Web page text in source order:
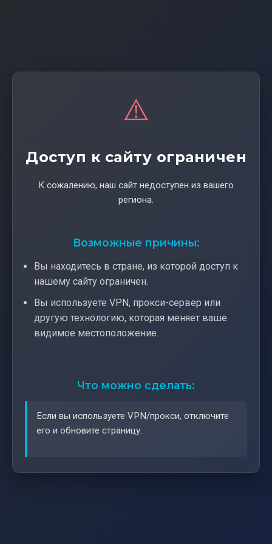
⚠️
Доступ к сайту ограничен
К сожалению, наш сайт недоступен из вашего
региона.
Возможные причины:
Вы находитесь в стране, из которой доступ к
нашему сайту ограничен.
Вы используете VPN, прокси-сервер или
другую технологию, которая меняет ваше
видимое местоположение.
Что можно сделать:
Если вы используете VPN/прокси, отключите
его и обновите страницу.